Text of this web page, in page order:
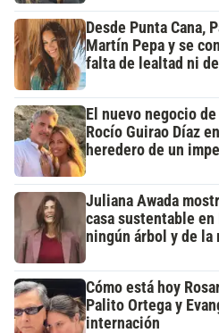
Desde Punta Cana,
Martín Pepa y se
falta de lealtad ni
El nuevo negocio
Rocío Guirao Díaz
heredero de un
Juliana Awada
casa sustentable
ningún árbol y de la
Cómo está hoy
Palito Ortega y
internación